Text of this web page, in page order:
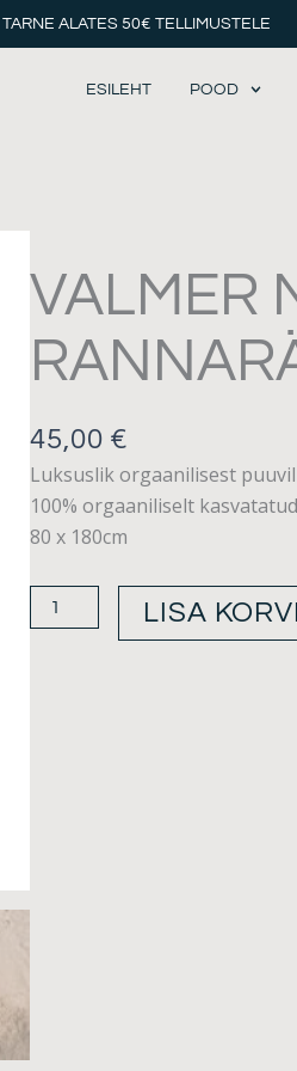
ALATES 50€ TELLIMUSTELE
ESILEHT POOD
VALMER
45,00 €
Luksuslik orgaanilisest
100% orgaaniliselt
80 x 180cm
Valmer
narmastega
LISA